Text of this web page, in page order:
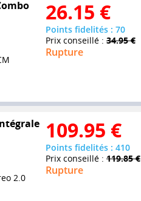
26.15 €
Points fidelités : 70
Prix conseillé : 34.95 €
Rupture
2.0
109.95 €
Points fidelités : 410
Prix conseillé : 119.85 €
Rupture